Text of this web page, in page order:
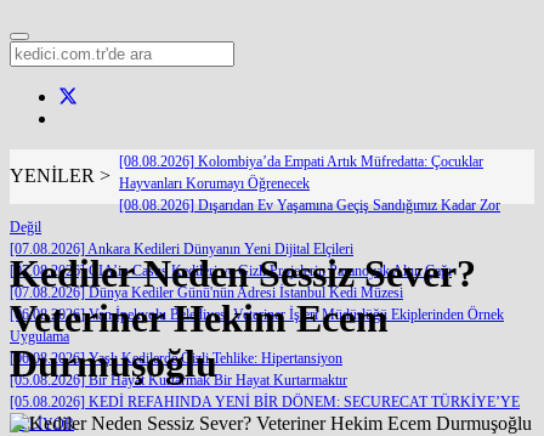
YENİLER >
[08.08.2026] Kolombiya’da Empati Artık Müfredatta: Çocuklar
Hayvanları Korumayı Öğrenecek
[08.08.2026] Dışarıdan Ev Yaşamına Geçiş Sandığımız Kadar Zor
Değil
[07.08.2026] Ankara Kedileri Dünyanın Yeni Dijital Elçileri
[07.08.2026] CIA’in Casus Kedileri ve Gizli Projelerin Paranoyak Altın Çağı
[07.08.2026] Dünya Kediler Günü'nün Adresi İstanbul Kedi Müzesi
[06.08.2026] Van İpekyolu Belediyesi Veteriner İşleri Müdürlüğü Ekiplerinden Örnek
Uygulama
[06.08.2026] Yaşlı Kedilerde Gizli Tehlike: Hipertansiyon
[05.08.2026] Bir Hayat Kurtarmak Bir Hayat Kurtarmaktır
[05.08.2026] KEDİ REFAHINDA YENİ BİR DÖNEM: SECURECAT TÜRKİYE’YE
GELİYOR
Kediler Neden Sessiz Sever?
Veteriner Hekim Ecem
Durmuşoğlu